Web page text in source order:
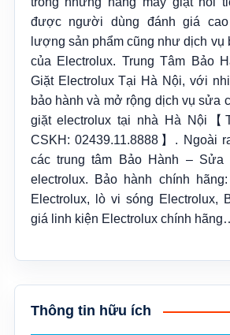
được người dùng đánh giá
lượng sản phẩm cũng như dịch vụ
của Electrolux. Trung Tâm Bảo
Giặt Electrolux Tại Hà Nội, với
bảo hành và mở rộng dịch vụ sửa
giặt electrolux tại nhà Hà Nội【
CSKH: 02439.11.8888】. Ngoài
các trung tâm Bảo Hành – Sửa
electrolux. Bảo hành chính
Electrolux, lò vi sóng Electrolux,
giá linh kiện Electrolux chính
Thông tin hữu ích